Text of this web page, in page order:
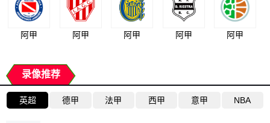
阿甲 阿甲 阿甲 阿甲 阿甲
录像推荐
英超 德甲 法甲 西甲 意甲 NBA